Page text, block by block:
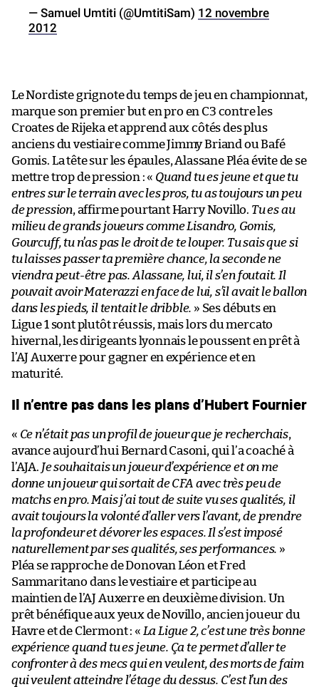
— Samuel Umtiti (@UmtitiSam) 12 novembre
2012
Le Nordiste grignote du temps de jeu en championnat,
marque son premier but en pro en C3 contre les
Croates de Rijeka et apprend aux côtés des plus
anciens du vestiaire comme Jimmy Briand ou Bafé
Gomis. La tête sur les épaules, Alassane Pléa évite de se
mettre trop de pression : « Quand tu es jeune et que tu
entres sur le terrain avec les pros, tu as toujours un peu
de pression, affirme pourtant Harry Novillo. Tu es au
milieu de grands joueurs comme Lisandro, Gomis,
Gourcuff, tu n’as pas le droit de te louper. Tu sais que si
tu laisses passer ta première chance, la seconde ne
viendra peut-être pas. Alassane, lui, il s’en foutait. Il
pouvait avoir Materazzi en face de lui, s’il avait le ballon
dans les pieds, il tentait le dribble. » Ses débuts en
Ligue 1 sont plutôt réussis, mais lors du mercato
hivernal, les dirigeants lyonnais le poussent en prêt à
l’AJ Auxerre pour gagner en expérience et en
maturité.
Il n’entre pas dans les plans d’Hubert Fournier
« Ce n’était pas un profil de joueur que je recherchais,
avance aujourd’hui Bernard Casoni, qui l’a coaché à
l’AJA. Je souhaitais un joueur d’expérience et on me
donne un joueur qui sortait de CFA avec très peu de
matchs en pro. Mais j’ai tout de suite vu ses qualités, il
avait toujours la volonté d’aller vers l’avant, de prendre
la profondeur et dévorer les espaces. Il s’est imposé
naturellement par ses qualités, ses performances. »
Pléa se rapproche de Donovan Léon et Fred
Sammaritano dans le vestiaire et participe au
maintien de l’AJ Auxerre en deuxième division. Un
prêt bénéfique aux yeux de Novillo, ancien joueur du
Havre et de Clermont : « La Ligue 2, c’est une très bonne
expérience quand tu es jeune. Ça te permet d’aller te
confronter à des mecs qui en veulent, des morts de faim
qui veulent atteindre l’étage du dessus. C’est l’un des